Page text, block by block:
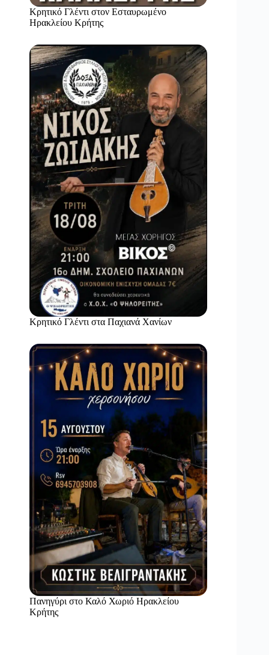
Κρητικό Γλέντι στον Εσταυρωμένο
Ηρακλείου Κρήτης
Κρητικό Γλέντι στα Παχιανά Χανίων
Πανηγύρι στο Καλό Χωριό Ηρακλείου
Κρήτης